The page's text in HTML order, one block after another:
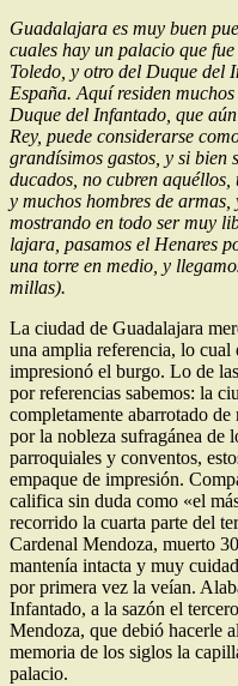
Guadalajara es muy buen
cuales hay un palacio que
Toledo, y otro del Duque del
España. Aquí residen
Duque del Infantado, que
Rey, puede considerarse
grandísimos gastos, y si bien
ducados, no cubren aquéllos,
y muchos hombres de
mostrando en todo ser muy
lajara, pasamos el Henares
una torre en medio, y
millas).
La ciudad de Guadalajara
una amplia referencia, lo cual
impresionó el burgo. Lo de
por referencias sabemos: la
completamente abarrotado
por la nobleza sufragánea de
parroquiales y conventos,
empaque de impresión.
califica sin duda como «el
recorrido la cuarta parte del
Cardenal Mendoza, muerto
mantenía intacta y muy
por primera vez la veían.
Infantado, a la sazón el
Mendoza, que debió hacerle
memoria de los siglos la
palacio.